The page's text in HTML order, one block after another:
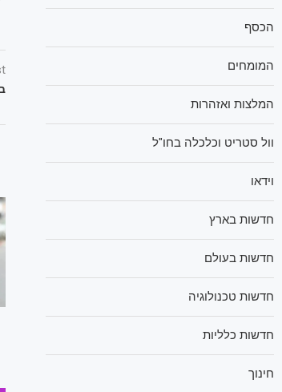
הכסף
המומחים
המלצות ואזהרות
וול סטריט וכלכלה בחו"ל
וידאו
חדשות בארץ
חדשות בעולם
חדשות טכנולוגיה
חדשות כלליות
חינוך